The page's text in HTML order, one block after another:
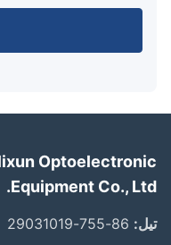
Equipment Co.,